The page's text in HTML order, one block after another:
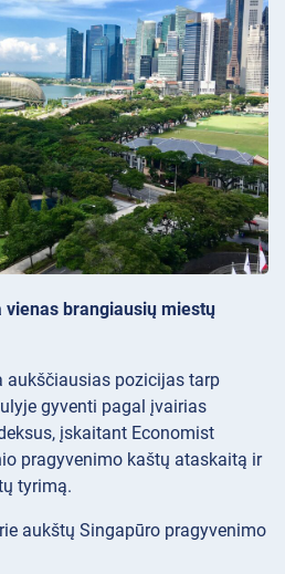
brangiausių miestų
aukščiausias pozicijas tarp
gyventi pagal įvairias
įskaitant Economist
pragyvenimo kaštų ataskaitą ir
tyrimą.
aukštų Singapūro pragyvenimo